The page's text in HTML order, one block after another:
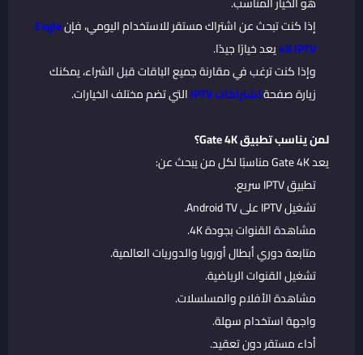
إذا كنت تبحث عن اشتراك مستقر للاستخدام اليومي، فإنEagle
4K IPTVيعد خيارًا جيدًا.
وإذا كنت ترغب في مقارنة جميع الباقات قبل الشراء، يمكنك
زيارة صفحةاشتراكات IPTV التي تضم مختلف الخيارات.
لمن يناسب تطبيق Gate 4K؟
يعد Gate 4K مناسبًا لكل من يبحث عن:
تطبيق IPTV سريع.
تشغيل IPTV على Android TV.
مشاهدة القنوات بجودة 4K.
متابعة دوري أبطال أوروبا والدوريات العالمية.
تشغيل القنوات الرياضية.
مشاهدة الأفلام والمسلسلات.
واجهة استخدام سهلة.
أداء مستقر دون تعقيد.